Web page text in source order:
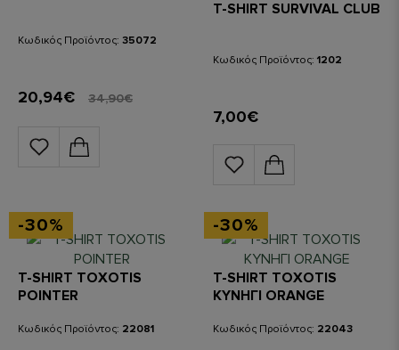
Κωδικός Προϊόντος: 35072
20,94€ 34,90€
T-SHIRT SURVIVAL CLUB
Κωδικός Προϊόντος: 1202
7,00€
-30%
T-SHIRT TOXOTIS
POINTER
Κωδικός Προϊόντος: 22081
-30%
T-SHIRT TOXOTIS
ΚΥΝΗΓΙ ORANGE
Κωδικός Προϊόντος: 22043